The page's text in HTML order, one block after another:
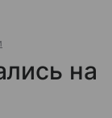
на